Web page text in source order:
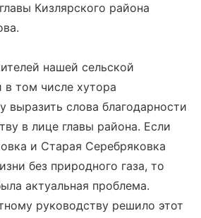
Кизлярского района
нашей сельской
том числе хутора
выразить слова благодарности
в лице главы района. Если
и Старая Серебряковка
без природного газа, то
актуальная проблема.
руководству решило этот